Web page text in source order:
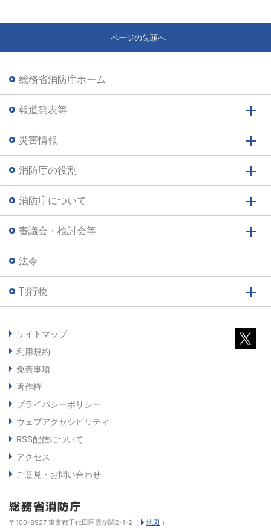
ページの先頭へ
総務省消防庁ホーム
報道発表等
災害情報
消防庁の役割
消防庁について
審議会・検討会等
法令
刊行物
サイトマップ
利用規約
免責事項
著作権
プライバシーポリシー
ウェブアクセシビリティ
RSS配信について
アクセス
ご意見・お問い合わせ
〒100-8927 東京都千代田区霞が関2-1-2（ 地図 ）